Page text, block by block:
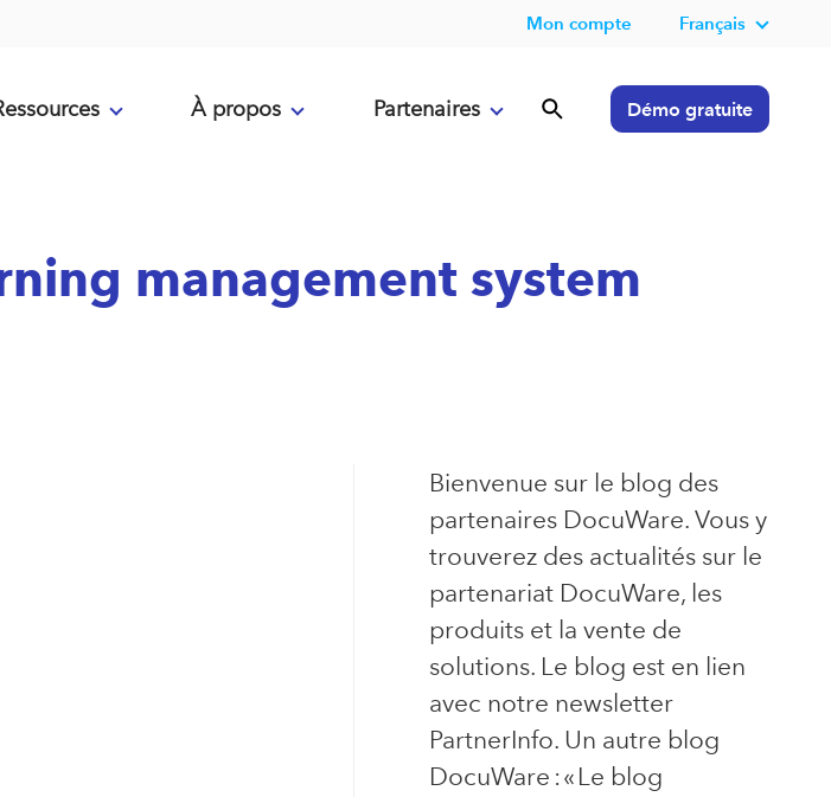
Mon compte Français
À propos Partenaires Démo gratuite
management system
Bienvenue sur le blog des
partenaires DocuWare. Vous y
trouverez des actualités sur le
partenariat DocuWare, les
produits et la vente de
solutions. Le blog est en lien
avec notre newsletter
PartnerInfo. Un autre blog
DocuWare : « Le blog